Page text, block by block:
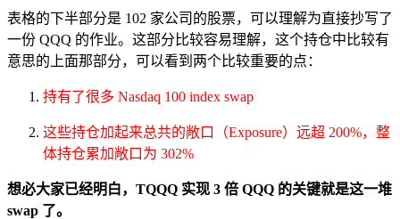
表格的下半部分是 102 家公司的股票，可以理解为直接抄写了
一份 QQQ 的作业。这部分比较容易理解，这个持仓中比较有
意思的上面那部分，可以看到两个比较重要的点：
持有了很多 Nasdaq 100 index swap
这些持仓加起来总共的敞口（Exposure）远超 200%，整
体持仓累加敞口为 302%
想必大家已经明白，TQQQ 实现 3 倍 QQQ 的关键就是这一堆
swap 了。